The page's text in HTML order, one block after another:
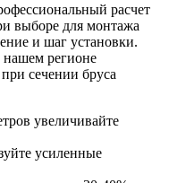
расчет
выборе для монтажа
и шаг установки.
нашем регионе
сечении бруса
увеличивайте
усиленные